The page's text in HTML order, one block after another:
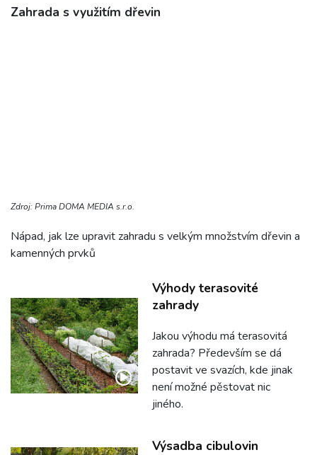
Zahrada s využitím dřevin
Zdroj: Prima DOMA MEDIA s.r.o.
Nápad, jak lze upravit zahradu s velkým množstvím dřevin a
kamenných prvků
Výhody terasovité
zahrady
Jakou výhodu má terasovitá
zahrada? Především se dá
postavit ve svazích, kde jinak
není možné pěstovat nic
jiného.
Výsadba cibulovin